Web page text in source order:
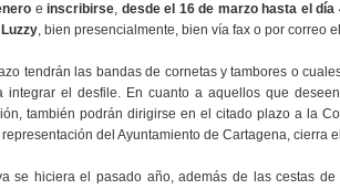
e inscribirse desde el 16 de marzo hasta el día
, bien presencialmente, bien vía fax o por correo
tendrán las bandas de cornetas y tambores o
integrar el desfile. En cuanto a aquellos que
también podrán dirigirse en el citado plazo a la
del Ayuntamiento de Cartagena, cierra
se hiciera el pasado año, además de las cestas